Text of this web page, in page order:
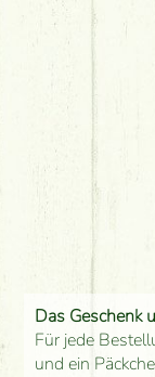
Das Geschenk
Für jede
und ein